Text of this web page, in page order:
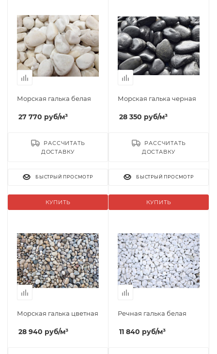
Морская галька белая
27 770 руб/м³
КУПИТЬ
РАССЧИТАТЬ
ДОСТАВКУ
БЫСТРЫЙ ПРОСМОТР
Морская галька черная
28 350 руб/м³
КУПИТЬ
РАССЧИТАТЬ
ДОСТАВКУ
БЫСТРЫЙ ПРОСМОТР
Морская галька цветная
28 940 руб/м³
Речная галька белая
11 840 руб/м³